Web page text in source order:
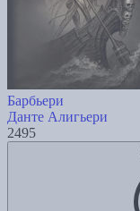
Барбьери
Данте Алигьери
2495